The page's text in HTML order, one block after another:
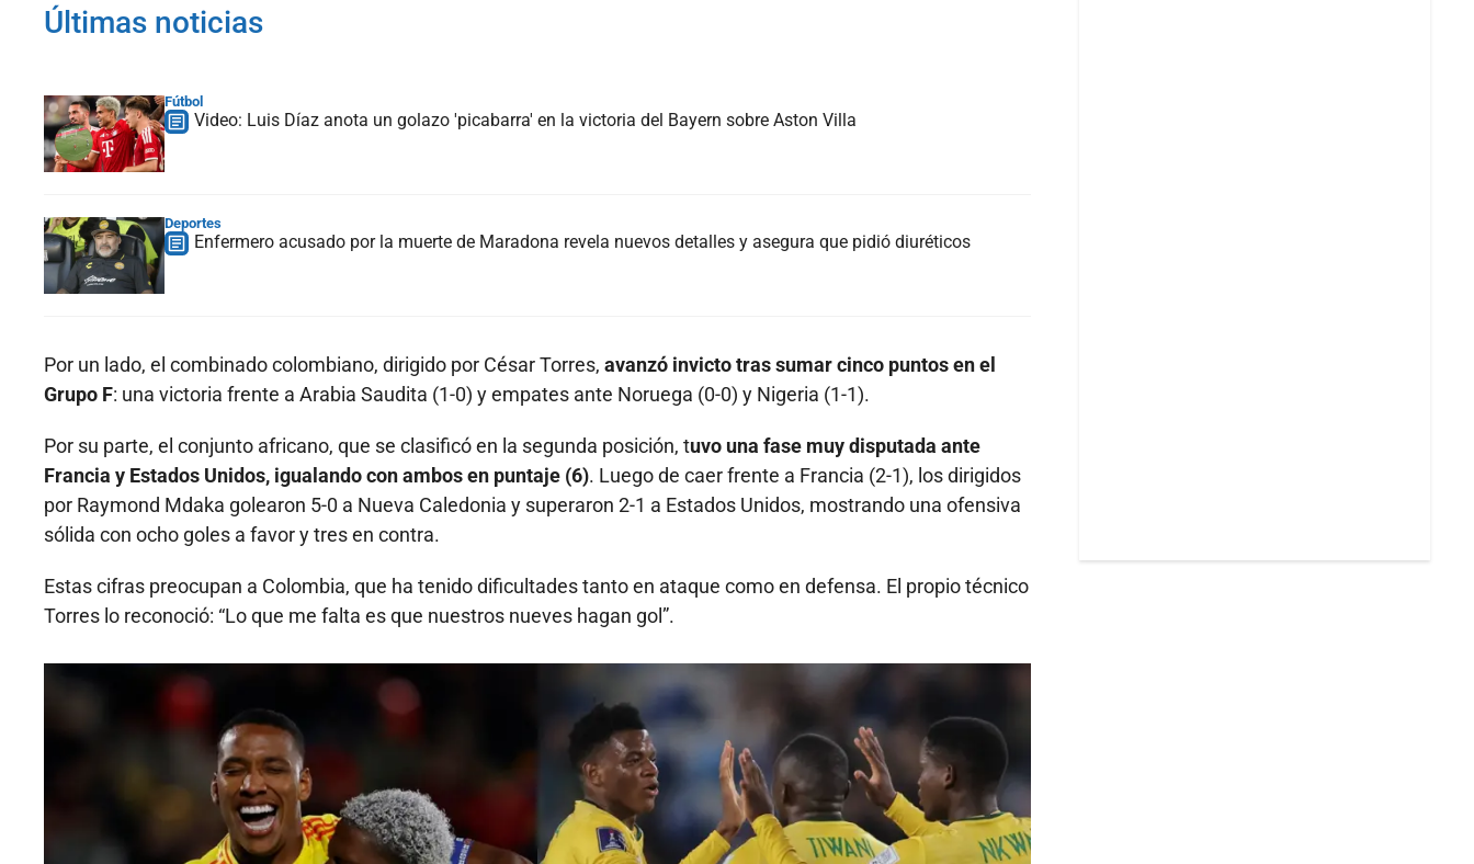
Últimas noticias
Fútbol
Video: Luis Díaz anota un golazo 'picabarra' en la victoria del Bayern sobre Aston Villa
Deportes
Enfermero acusado por la muerte de Maradona revela nuevos detalles y asegura que pidió diuréticos
Por un lado, el combinado colombiano, dirigido por César Torres, avanzó invicto tras sumar cinco puntos en el
Grupo F: una victoria frente a Arabia Saudita (1-0) y empates ante Noruega (0-0) y Nigeria (1-1).
Por su parte, el conjunto africano, que se clasificó en la segunda posición, tuvo una fase muy disputada ante
Francia y Estados Unidos, igualando con ambos en puntaje (6). Luego de caer frente a Francia (2-1), los dirigidos
por Raymond Mdaka golearon 5-0 a Nueva Caledonia y superaron 2-1 a Estados Unidos, mostrando una ofensiva
sólida con ocho goles a favor y tres en contra.
Estas cifras preocupan a Colombia, que ha tenido dificultades tanto en ataque como en defensa. El propio técnico
Torres lo reconoció: “Lo que me falta es que nuestros nueves hagan gol”.